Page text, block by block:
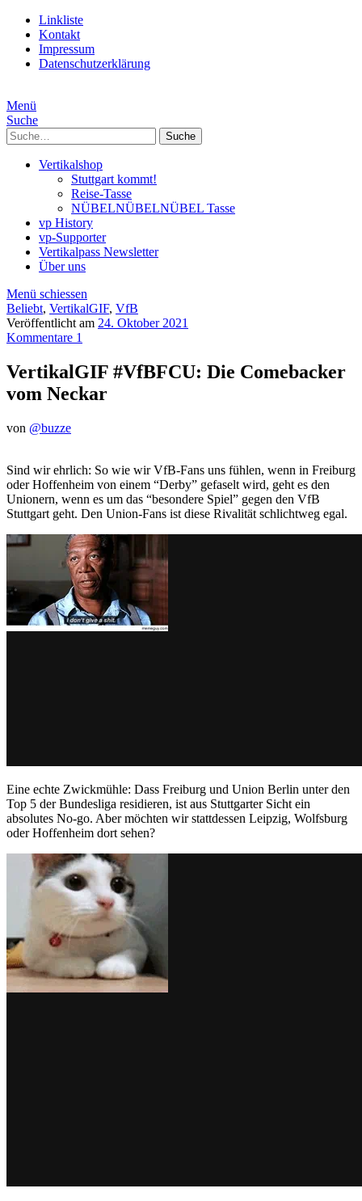
Linkliste
Kontakt
Impressum
Datenschutzerklärung
Menü
Suche
Suche
Vertikalshop
Stuttgart kommt!
Reise-Tasse
NÜBELNÜBELNÜBEL Tasse
vp History
vp-Supporter
Vertikalpass Newsletter
Über uns
Menü schiessen
Beliebt, VertikalGIF, VfB
Veröffentlicht am 24. Oktober 2021
Kommentare 1
VertikalGIF #VfBFCU: Die Comebacker
vom Neckar
von @buzze
Sind wir ehrlich: So wie wir VfB-Fans uns fühlen, wenn in Freiburg
oder Hoffenheim von einem “Derby” gefaselt wird, geht es den
Unionern, wenn es um das “besondere Spiel” gegen den VfB
Stuttgart geht. Den Union-Fans ist diese Rivalität schlichtweg egal.
Eine echte Zwickmühle: Dass Freiburg und Union Berlin unter den
Top 5 der Bundesliga residieren, ist aus Stuttgarter Sicht ein
absolutes No-go. Aber möchten wir stattdessen Leipzig, Wolfsburg
oder Hoffenheim dort sehen?